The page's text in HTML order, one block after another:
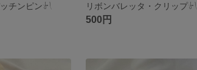
チンピン‎‪𓍯 リボンバレッタ・クリップ‎‪𓍯 ‬
500円